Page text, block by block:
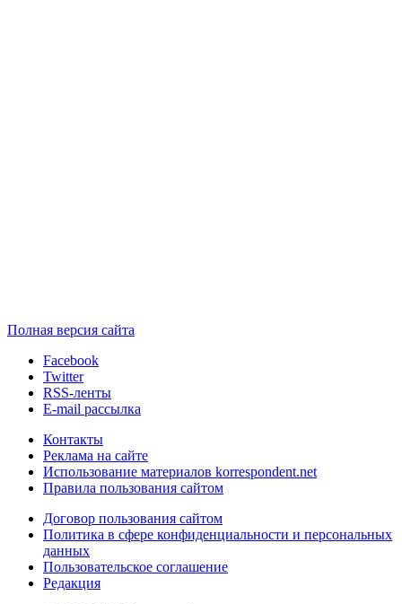
Полная версия сайта
Facebook
Twitter
RSS-ленты
E-mail рассылка
Контакты
Реклама на сайте
Использование материалов korrespondent.net
Правила пользования сайтом
Договор пользования сайтом
Политика в сфере конфиденциальности и персональных
данных
Пользовательское соглашение
Редакция